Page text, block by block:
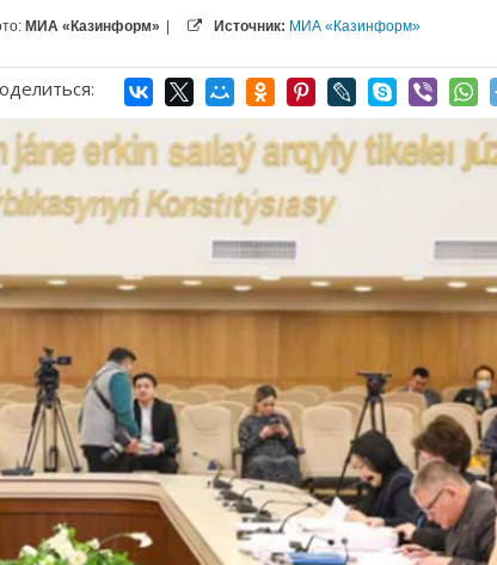
МИА «Казинформ» | Источник: МИА «Казинформ»